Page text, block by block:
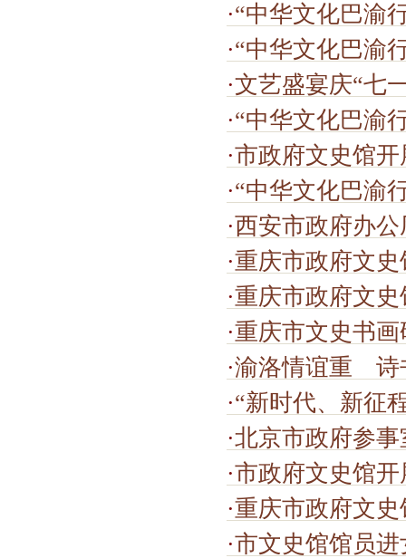
·“中华文化巴渝
·“中华文化巴渝
·文艺盛宴庆“七一
·“中华文化巴渝
·市政府文史馆开
·“中华文化巴渝
·西安市政府办
·重庆市政府文史馆
·重庆市政府文史馆
·重庆市文史书
·渝洛情谊重 诗
·“新时代、新征
·北京市政府参
·市政府文史馆
·重庆市政府文
·市文史馆馆员